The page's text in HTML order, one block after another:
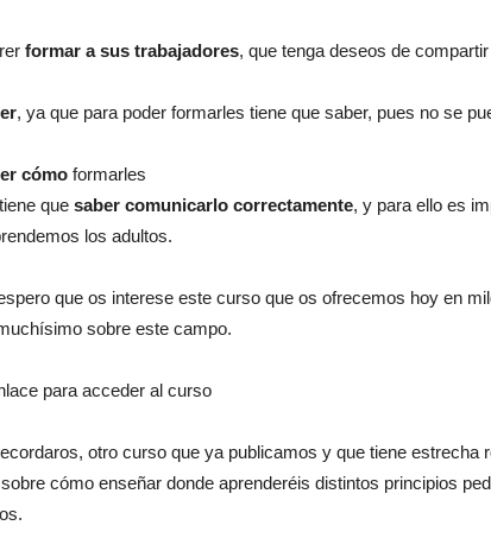
formar a sus trabajadores, que tenga deseos de
, ya que para poder formarles tiene que saber, pues no se
cómo formarles
que saber comunicarlo correctamente, y para ello es
los adultos.
que os interese este curso que os ofrecemos hoy en
sobre este campo.
para acceder al curso
otro curso que ya publicamos y que tiene estrecha
cómo enseñar donde aprenderéis distintos principios